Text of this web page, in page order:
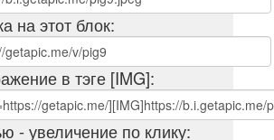
на этот блок:
в тэге [IMG]:
- увеличение по клику: